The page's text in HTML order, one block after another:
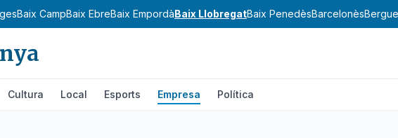
Baix CampBaix EbreBaix EmpordàBaix LlobregatBaix PenedèsBarcelonès
Cultura Local Esports Empresa Política